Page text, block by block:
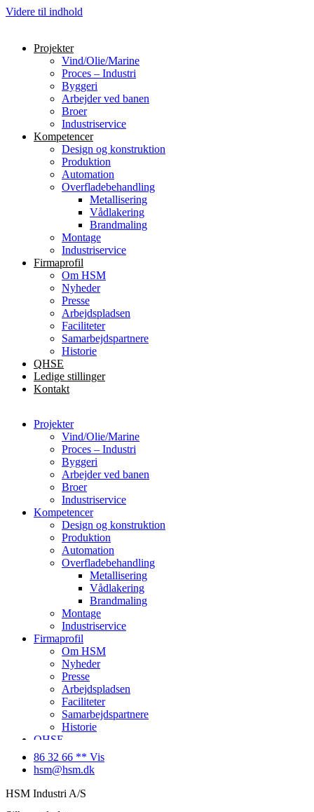
Videre til indhold
Projekter
Vind/Olie/Marine
Proces – Industri
Byggeri
Arbejder ved banen
Broer
Industriservice
Kompetencer
Design og konstruktion
Produktion
Automation
Overfladebehandling
Metallisering
Vådlakering
Brandmaling
Montage
Industriservice
Firmaprofil
Om HSM
Nyheder
Presse
Arbejdspladsen
Faciliteter
Samarbejdspartnere
Historie
QHSE
Ledige stillinger
Kontakt
Projekter
Vind/Olie/Marine
Proces – Industri
Byggeri
Arbejder ved banen
Broer
Industriservice
Kompetencer
Design og konstruktion
Produktion
Automation
Overfladebehandling
Metallisering
Vådlakering
Brandmaling
Montage
Industriservice
Firmaprofil
Om HSM
Nyheder
Presse
Arbejdspladsen
Faciliteter
Samarbejdspartnere
Historie
QHSE
Ledige stillinger
Kontakt
86 32 66 ** Vis
hsm@hsm.dk
HSM Industri A/S